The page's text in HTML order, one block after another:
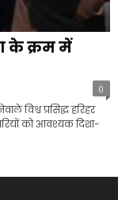
के क्रम में
0
विश्व प्रसिद्ध हरिहर
को आवश्यक दिशा-